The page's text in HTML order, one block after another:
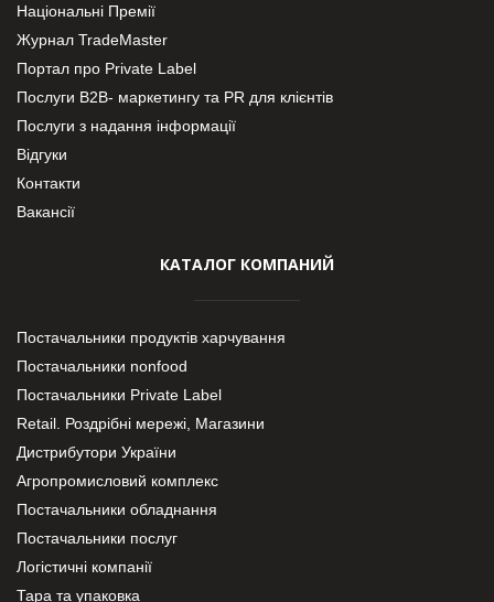
Національні Премії
Журнал TradeMaster
Портал про Private Label
Послуги В2В- маркетингу та PR для клієнтів
Послуги з надання інформації
Відгуки
Контакти
Вакансії
КАТАЛОГ КОМПАНИЙ
Постачальники продуктів харчування
Постачальники nonfood
Постачальники Private Label
Retail. Роздрібні мережі, Магазини
Дистрибутори України
Агропромисловий комплекс
Постачальники обладнання
Постачальники послуг
Логістичні компанії
Тара та упаковка